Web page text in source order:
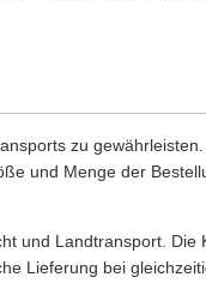
zu
und Menge der
und Landtransport. Die
Lieferung bei